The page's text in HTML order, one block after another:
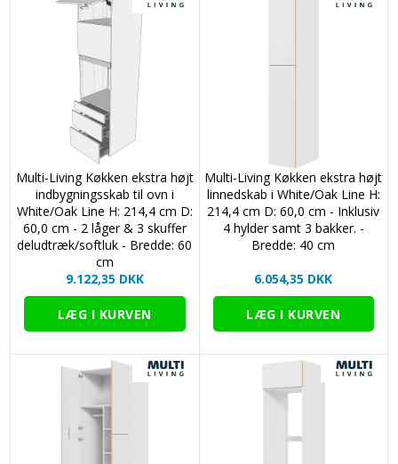
Multi-Living Køkken ekstra højt
indbygningsskab til ovn i
White/Oak Line H: 214,4 cm D:
60,0 cm - 2 låger & 3 skuffer
deludtræk/softluk - Bredde: 60
cm
9.122,35 DKK
Multi-Living Køkken ekstra højt
linnedskab i White/Oak Line H:
214,4 cm D: 60,0 cm - Inklusiv
4 hylder samt 3 bakker. -
Bredde: 40 cm
6.054,35 DKK